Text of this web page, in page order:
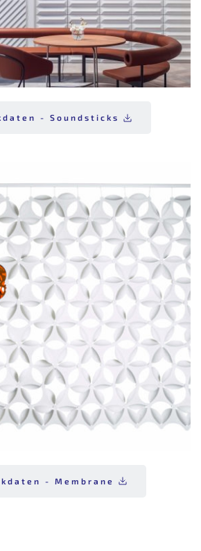
- Soundsticks
- Membrane